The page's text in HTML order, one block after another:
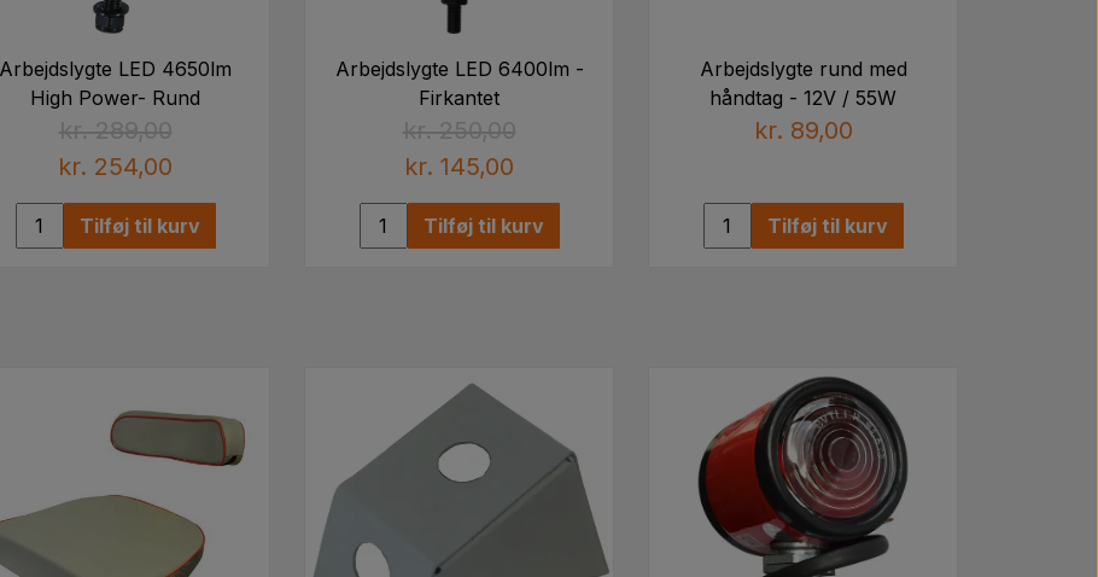
Arbejdslygte LED 4650lm
High Power- Rund
kr. 289,00
kr. 254,00
Tilføj til kurv
Arbejdslygte LED 6400lm -
Firkantet
kr. 250,00
kr. 145,00
Tilføj til kurv
Arbejdslygte rund med
håndtag - 12V / 55W
kr. 89,00
Tilføj til kurv